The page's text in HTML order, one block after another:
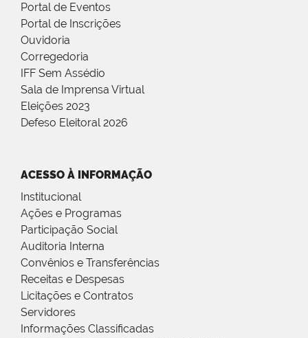
Portal de Eventos
Portal de Inscrições
Ouvidoria
Corregedoria
IFF Sem Assédio
Sala de Imprensa Virtual
Eleições 2023
Defeso Eleitoral 2026
ACESSO À INFORMAÇÃO
Institucional
Ações e Programas
Participação Social
Auditoria Interna
Convênios e Transferências
Receitas e Despesas
Licitações e Contratos
Servidores
Informações Classificadas